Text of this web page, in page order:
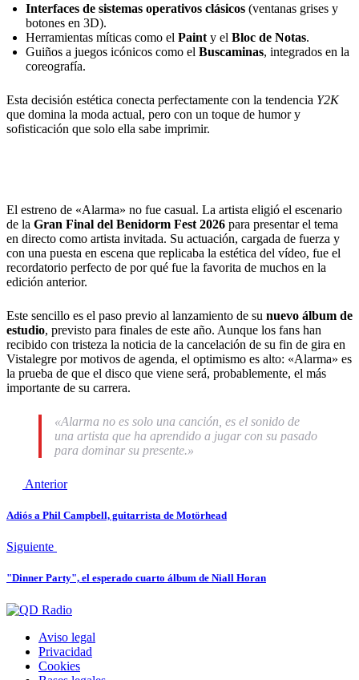
Interfaces de sistemas operativos clásicos (ventanas grises y
botones en 3D).
Herramientas míticas como el Paint y el Bloc de Notas.
Guiños a juegos icónicos como el Buscaminas, integrados en la
coreografía.
Esta decisión estética conecta perfectamente con la tendencia Y2K
que domina la moda actual, pero con un toque de humor y
sofisticación que solo ella sabe imprimir.
El estreno de «Alarma» no fue casual. La artista eligió el escenario
de la Gran Final del Benidorm Fest 2026 para presentar el tema
en directo como artista invitada. Su actuación, cargada de fuerza y
con una puesta en escena que replicaba la estética del vídeo, fue el
recordatorio perfecto de por qué fue la favorita de muchos en la
edición anterior.
Este sencillo es el paso previo al lanzamiento de su nuevo álbum de
estudio, previsto para finales de este año. Aunque los fans han
recibido con tristeza la noticia de la cancelación de su fin de gira en
Vistalegre por motivos de agenda, el optimismo es alto: «Alarma» es
la prueba de que el disco que viene será, probablemente, el más
importante de su carrera.
«Alarma no es solo una canción, es el sonido de
una artista que ha aprendido a jugar con su pasado
para dominar su presente.»
Anterior
Adiós a Phil Campbell, guitarrista de Motörhead
Siguiente
"Dinner Party", el esperado cuarto álbum de Niall Horan
Aviso legal
Privacidad
Cookies